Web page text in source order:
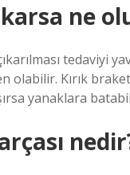
ne
tedaviyi
olabilir. Kırık
yanaklara